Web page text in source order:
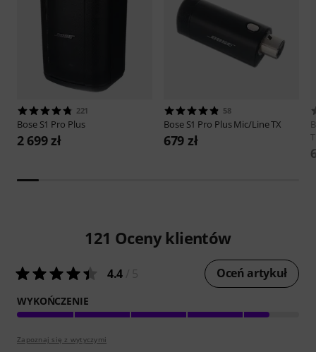
221
Bose S1 Pro Plus
2 699 zł
58
Bose S1 Pro Plus Mic/Line TX
679 zł
121 Oceny klientów
4.4 Oceń artykuł
WYKOŃCZENIE
Zapoznaj się z wytyczymi